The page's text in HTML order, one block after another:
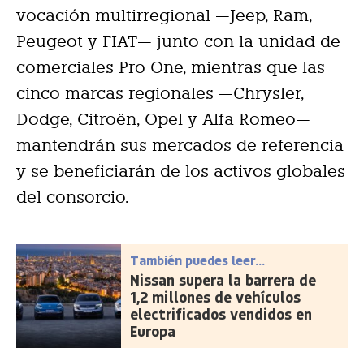
vocación multirregional —Jeep, Ram,
Peugeot y FIAT— junto con la unidad de
comerciales Pro One, mientras que las
cinco marcas regionales —Chrysler,
Dodge, Citroën, Opel y Alfa Romeo—
mantendrán sus mercados de referencia
y se beneficiarán de los activos globales
del consorcio.
También puedes leer...
Nissan supera la barrera de
1,2 millones de vehículos
electrificados vendidos en
Europa